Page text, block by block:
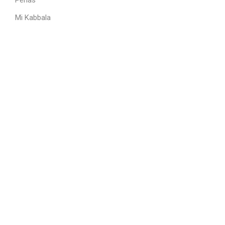
Mi Kabbala